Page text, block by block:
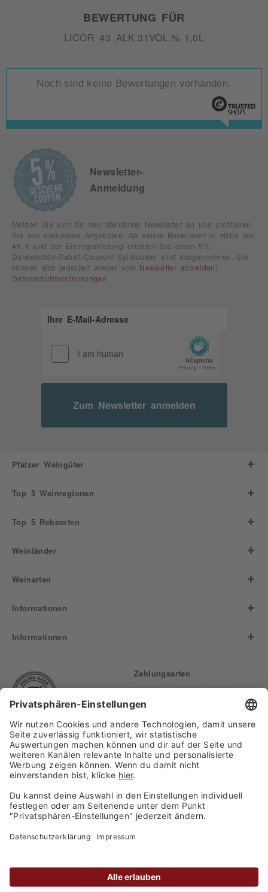
BEWERTUNG FÜR
LICOR 43 ALK.31VOL.% 1,0L
Noch sind keine Bewertungen vorhanden.
Newsletter-
Anmeldung
Melden Sie sich für den WeinShop Newsletter an und profitieren
Sie von exklusiven Angeboten. Ab einem Bestellwert in Höhe von
49,-€ und bei Erstregistrierung erhalten Sie einen 5%
Dankeschön-Rabatt-Coupon! Spirituosen sind ausgenommen. Sie
können sich jederzeit wieder vom Newsletter abmelden !
Datenschutzbestimmungen
Zum Newsletter anmelden
Pfälzer Weingüter
Top 5 Weinregionen
Top 5 Rebsorten
Weinländer
Weinarten
Informationen
Informationen
Versand
Zahlungsarten
Finden Sie uns auf:
Großhandel GmbH